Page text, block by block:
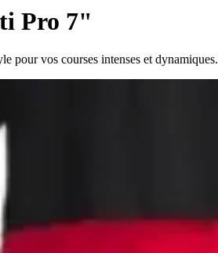
Pro 7"
pour vos courses intenses et dynamiques.